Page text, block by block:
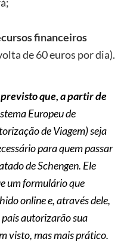
financeiros
de 60 euros por dia).
previsto que, a partir de
Europeu de
de Viagem) seja
para quem passar
de Schengen. Ele
um formulário que
online e, através dele,
autorizarão sua
visto, mas mais prático.